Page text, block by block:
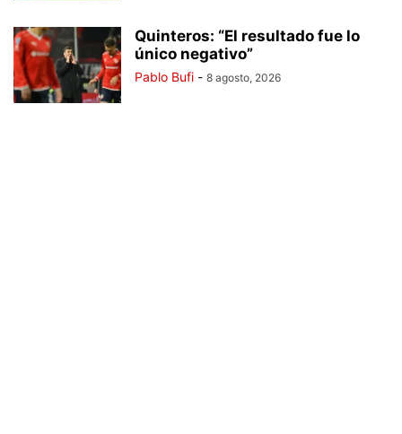
Quinteros: “El resultado fue lo
único negativo”
Pablo Bufi - 8 agosto, 2026